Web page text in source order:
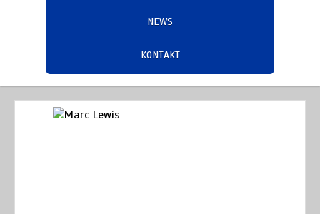
NEWS
KONTAKT